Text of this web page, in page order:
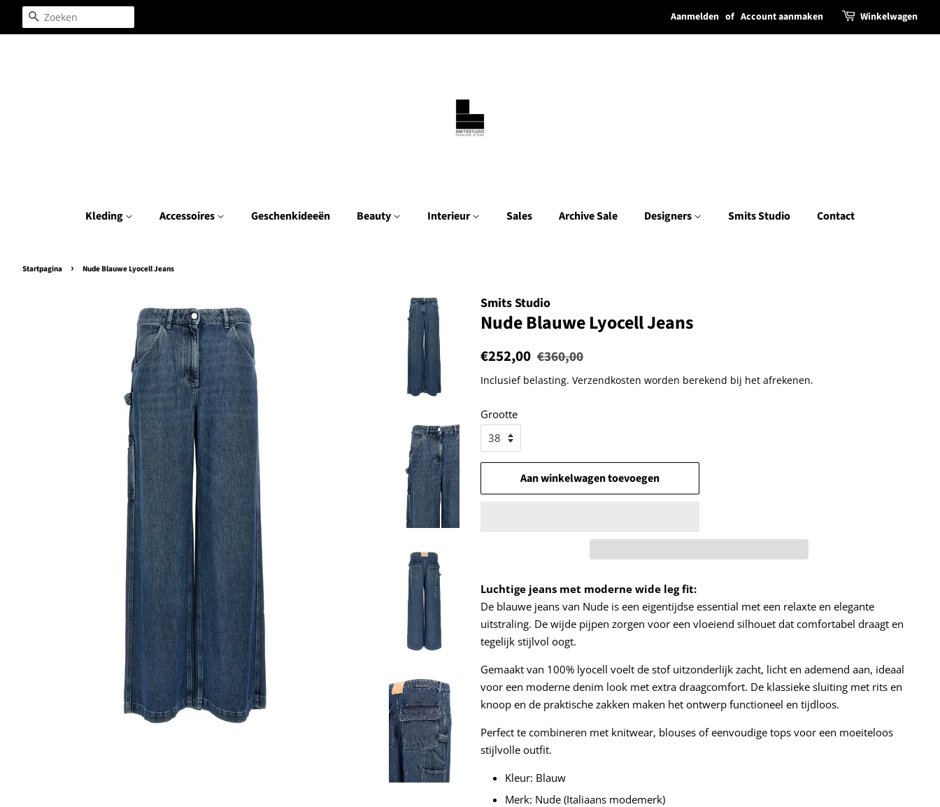
Zoeken Aanmelden of Account aanmaken Winkelwagen
Kleding Accessoires Geschenkideeën Beauty Interieur Sales Archive Sale Designers Smits Studio Contact
Startpagina › Nude Blauwe Lyocell Jeans
Smits Studio
Nude Blauwe Lyocell Jeans
Normale
€252,00 Aanbiedingsprijs
€360,00
Inclusief belasting. Verzendkosten worden berekend bij het afrekenen.
Grootte
Aan winkelwagen toevoegen
Luchtige jeans met moderne wide leg fit:
De blauwe jeans van Nude is een eigentijdse essential met een relaxte en elegante
uitstraling. De wijde pijpen zorgen voor een vloeiend silhouet dat comfortabel draagt en
tegelijk stijlvol oogt.
Gemaakt van 100% lyocell voelt de stof uitzonderlijk zacht, licht en ademend aan, ideaal
voor een moderne denim look met extra draagcomfort. De klassieke sluiting met rits en
knoop en de praktische zakken maken het ontwerp functioneel en tijdloos.
Perfect te combineren met knitwear, blouses of eenvoudige tops voor een moeiteloos
stijlvolle outfit.
Kleur: Blauw
Merk: Nude (Italiaans modemerk)